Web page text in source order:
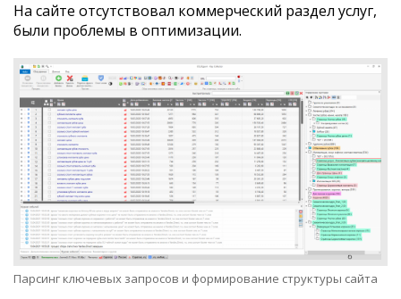
На сайте отсутствовал коммерческий раздел услуг,
были проблемы в оптимизации.
Парсинг ключевых запросов и формирование структуры сайта